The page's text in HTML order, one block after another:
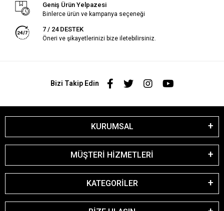
Geniş Ürün Yelpazesi
Binlerce ürün ve kampanya seçeneği
7 / 24 DESTEK
Öneri ve şikayetlerinizi bize iletebilirsiniz.
Bizi Takip Edin
KURUMSAL
MÜŞTERİ HİZMETLERİ
KATEGORİLER